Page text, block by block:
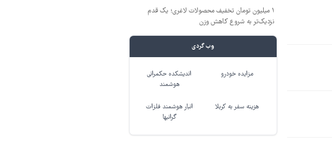
۱ میلیون تومان تخفیف محصولات لاغری؛ یک قدم
نزدیک‌تر به شروع کاهش وزن
وب گردی
مزایده خودرو
اندیشکده حکمرانی
هوشمند
هزینه سفر به کربلا
انبار هوشمند فلزات
گرانبها